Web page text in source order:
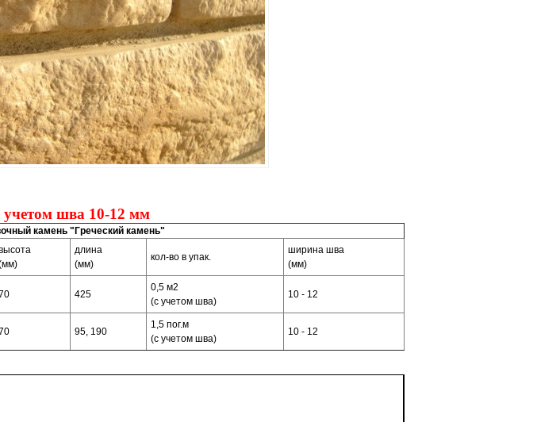
учетом шва 10-12 мм
камень "Греческий камень"
длина
(мм)
кол-во в упак.
ширина шва
(мм)
425
0,5 м2
(с учетом шва)
10 - 12
95, 190
1,5 пог.м
(с учетом шва)
10 - 12